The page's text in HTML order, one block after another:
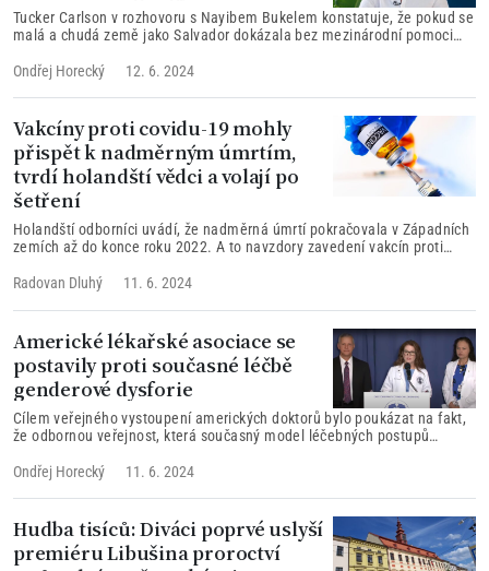
Tucker Carlson v rozhovoru s Nayibem Bukelem konstatuje, že pokud se
malá a chudá země jako Salvador dokázala bez mezinárodní pomoci
Ondřej Horecký
12. 6. 2024
Vakcíny proti covidu-19 mohly
přispět k nadměrným úmrtím,
tvrdí holandští vědci a volají po
šetření
Holandští odborníci uvádí, že nadměrná úmrtí pokračovala v Západních
zemích až do konce roku 2022. A to navzdory zavedení vakcín proti
Radovan Dluhý
11. 6. 2024
Americké lékařské asociace se
postavily proti současné léčbě
genderové dysforie
Cílem veřejného vystoupení amerických doktorů bylo poukázat na fakt,
že odbornou veřejnost, která současný model léčebných postupů
lékařů a zdravotnických pracovníků.
Ondřej Horecký 11. 6. 2024
Hudba tisíců: Diváci poprvé uslyší
premiéru Libušina proroctví